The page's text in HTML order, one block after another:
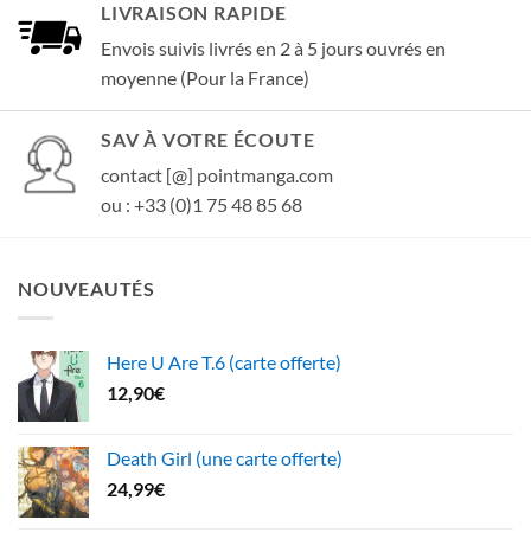
LIVRAISON RAPIDE
Envois suivis livrés en 2 à 5 jours ouvrés en
moyenne (Pour la France)
SAV À VOTRE ÉCOUTE
contact [@] pointmanga.com
ou : +33 (0)1 75 48 85 68
NOUVEAUTÉS
Here U Are T.6 (carte offerte)
12,90€
Death Girl (une carte offerte)
24,99€